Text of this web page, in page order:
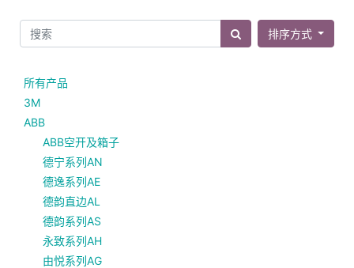
排序方式
所有产品
3M
ABB
ABB空开及箱子
德宁系列AN
德逸系列AE
德韵直边AL
德韵系列AS
永致系列AH
由悦系列AG